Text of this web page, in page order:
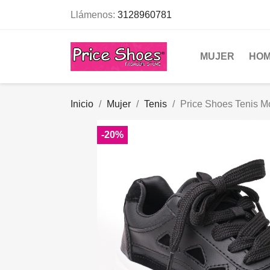
Llámenos: 3128960781
MUJER
Inicio Mujer Tenis Price Shoes Tenis
-20%